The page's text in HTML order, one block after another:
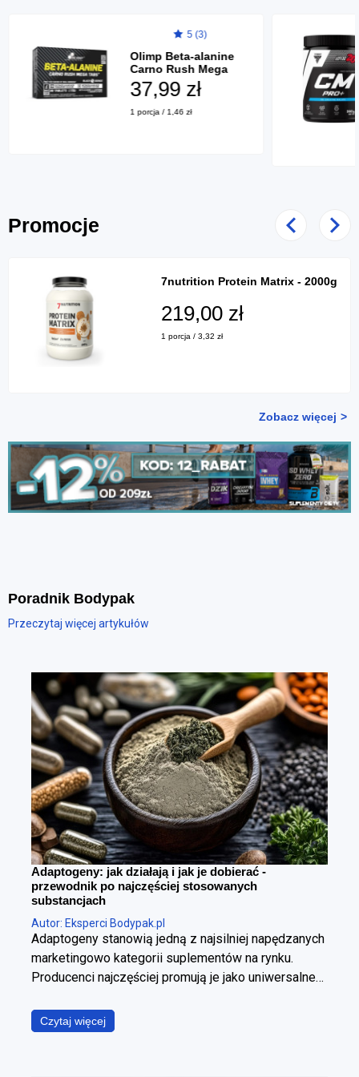
5 (3)
Olimp Beta-alanine
Carno Rush Mega
Tabs - 80 tabl.
37,99 zł
1 porcja / 1,46 zł
Promocje Poprzedni
7nutrition Protein Matrix - 2000g
219,00 zł
1 porcja / 3,32 zł
Zobacz więcej
Poradnik Bodypak
Przeczytaj więcej artykułów
Adaptogeny: jak działają i jak je dobierać -
przewodnik po najczęściej stosowanych
substancjach
Autor: Eksperci Bodypak.pl
Adaptogeny stanowią jedną z najsilniej napędzanych
marketingowo kategorii suplementów na rynku.
Producenci najczęściej promują je jako uniwersalne
snu, wzrost poziomu energii, wyostrzenie
koncentracji, redukcję stresu oraz wzmocnienie
to jednak założenie błędne. Poszczególne
Czytaj więcej